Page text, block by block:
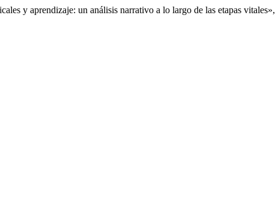
y aprendizaje: un análisis narrativo a lo largo de las etapas vitales»,